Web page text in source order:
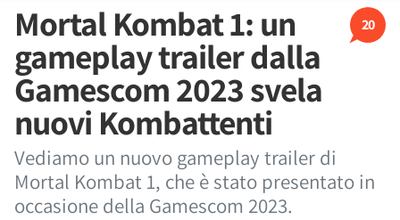
20
Mortal Kombat 1: un
gameplay trailer dalla
Gamescom 2023 svela
nuovi Kombattenti
Vediamo un nuovo gameplay trailer di
Mortal Kombat 1, che è stato presentato in
occasione della Gamescom 2023.